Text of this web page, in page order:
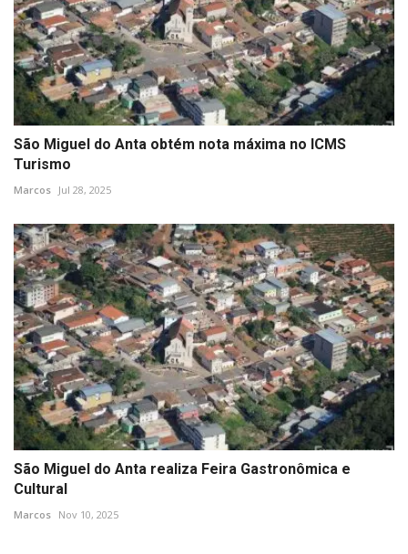
São Miguel do Anta obtém nota máxima no ICMS
Turismo
Marcos Jul 28, 2025
São Miguel do Anta realiza Feira Gastronômica e
Cultural
Marcos Nov 10, 2025